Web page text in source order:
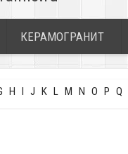
КЕРАМОГРАНИТ
H I J K L M N O P Q